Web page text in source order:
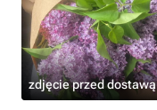
zdjęcie przed dostawą